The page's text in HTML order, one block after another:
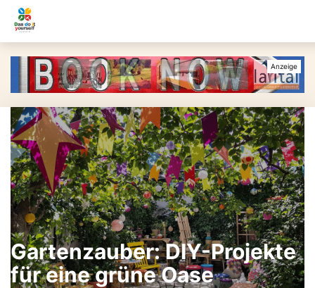
Gartenzauber: DIY-Projekte
für eine grüne Oase